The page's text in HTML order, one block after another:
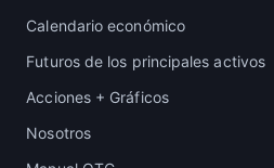
Calendario económico
Futuros de los principales activos
Acciones + Gráficos
Nosotros